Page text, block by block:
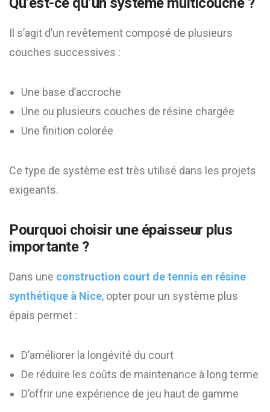
Il s’agit d’un revêtement composé de plusieurs
couches successives :
Une base d’accroche
Une ou plusieurs couches de résine chargée
Une finition colorée
Ce type de système est très utilisé dans les projets
exigeants.
Pourquoi choisir une épaisseur plus
importante ?
Dans une construction court de tennis en résine
synthétique à Nice, opter pour un système plus
épais permet :
D’améliorer la longévité du court
De réduire les coûts de maintenance à long terme
D’offrir une expérience de jeu haut de gamme